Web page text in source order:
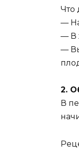
Что
—
— В
—
2.
В